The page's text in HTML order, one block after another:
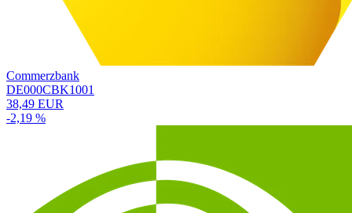
Commerzbank
DE000CBK1001
38,49 EUR
-2,19 %